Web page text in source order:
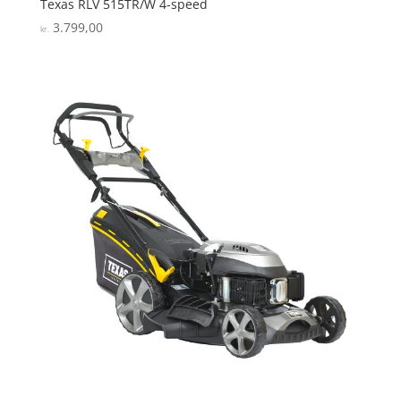
Texas RLV 515TR/W 4-speed
kr.3.799,00